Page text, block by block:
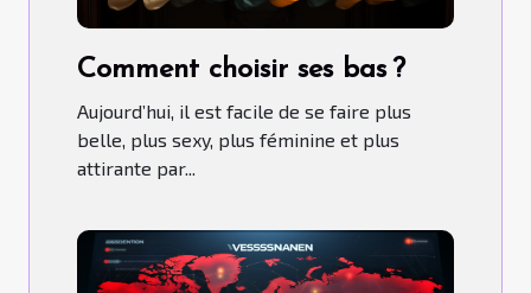
Comment choisir ses bas ?
Aujourd’hui, il est facile de se faire plus
belle, plus sexy, plus féminine et plus
attirante par...